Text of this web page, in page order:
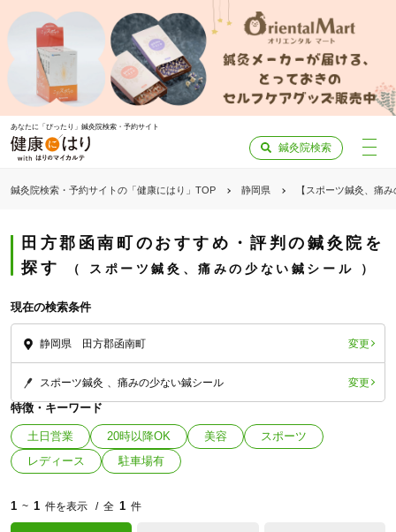
あなたに「ぴったり」鍼灸院検索・予約サイト
鍼灸院検索
鍼灸院検索・予約サイトの「健康にはり」TOP 静岡県 【スポーツ鍼灸、痛
田方郡函南町のおすすめ・評判の鍼灸院を
探す
スポーツ鍼灸、痛みの少ない鍼シール
現在の検索条件
静岡県 田方郡函南町 変更
スポーツ鍼灸 痛みの少ない鍼シール 変更
特徴・キーワード
土日営業 20時以降OK 美容
スポーツ
レディース
駐車場有
1 ~ 1 件を表示 全 1 件
「健康にはりを見た」